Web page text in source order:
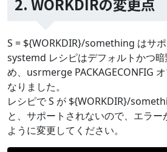
2. WORKDIRの変更点
S = ${WORKDIR}/something はサ
systemd レシピはデフォルトかつ
め、usrmerge PACKAGECONFIG
なりました。
レシピで S が ${WORKDIR}/
と、サポートされないので、エラ
ように変更してください。